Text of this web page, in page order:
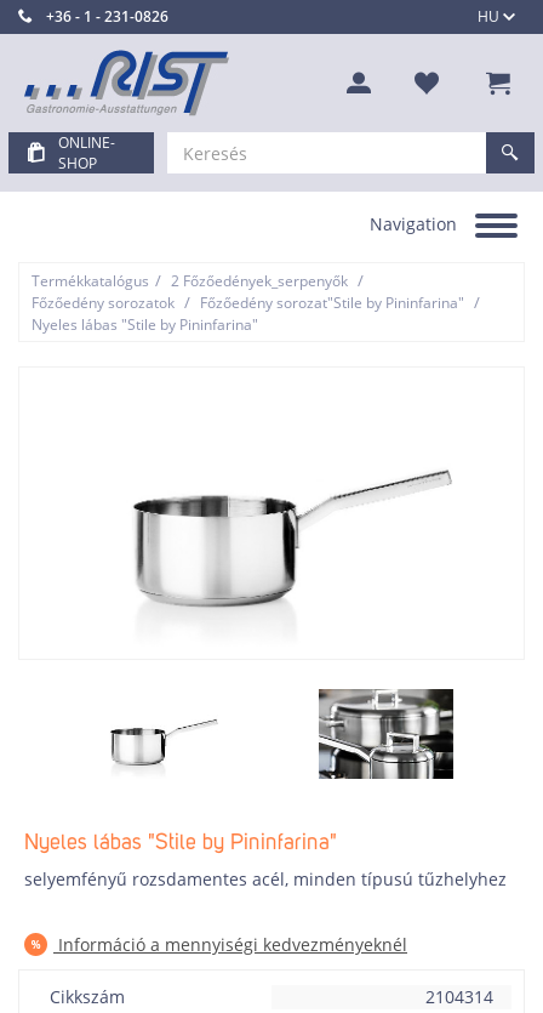
HU
+36 - 1 - 231-0826
ONLINE-
SHOP
Toggle
Navigation
Termékkatalógus / 2 Főzőedények_serpenyők /
Főzőedény sorozatok / Főzőedény sorozat"Stile by Pininfarina" /
Nyeles lábas "Stile by Pininfarina"
Nyeles lábas "Stile by Pininfarina"
selyemfényű rozsdamentes acél, minden típusú tűzhelyhez
Információ a mennyiségi kedvezményeknél
Cikkszám
2104314